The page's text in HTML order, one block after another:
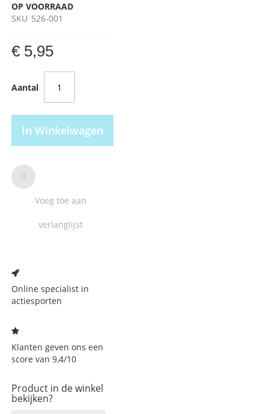
OP VOORRAAD
SKU 526-001
€ 5,95
Aantal
In Winkelwagen
Voeg toe aan
verlanglijst
verlanglijst
Online specialist in
actiesporten
Klanten geven ons een
score van 9,4/10
Product in de winkel
bekijken?